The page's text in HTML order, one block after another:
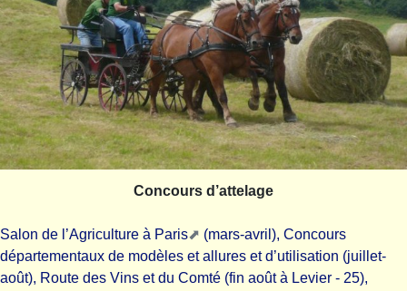
Concours d’attelage
Salon de l’Agriculture à Paris
(mars-avril), Concours
départementaux de modèles et allures et d’utilisation (juillet-
août), Route des Vins et du Comté (fin août à Levier - 25),